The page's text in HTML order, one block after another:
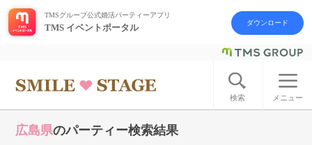
ログイン アカウント登録
はじめての方へ
TMSグループ公式婚活パーティーアプリ
TMS イベントポータル ダウンロード
検索 メニュー
広島県のパーティー検索結果